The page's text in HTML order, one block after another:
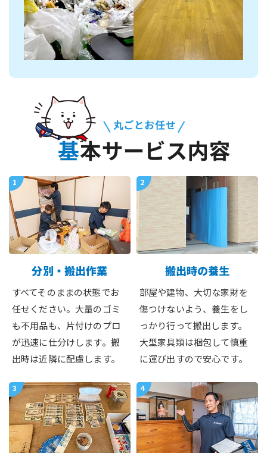
1
分別・搬出作業
すべてそのままの状態でお
任せください。大量のゴミ
も不用品も、片付けのプロ
が迅速に仕分けします。搬
出時は近隣に配慮します。
2
搬出時の養生
部屋や建物、大切な家財を
傷つけないよう、養生をし
っかり行って搬出します。
大型家具類は梱包して慎重
に運び出すので安心です。
3 4